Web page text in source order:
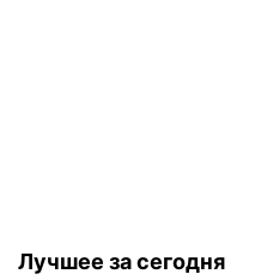
Лучшее за сегодня